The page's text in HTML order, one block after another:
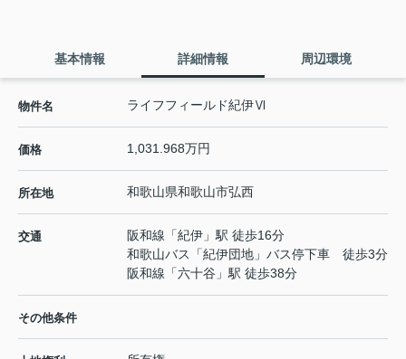
基本情報 詳細情報 周辺環境
物件名 ライフフィールド紀伊Ⅵ
価格 1,031.968万円
所在地 和歌山県和歌山市弘西
交通 阪和線 「紀伊 」駅 徒歩16分
和歌山バス「紀伊団地」バス停下車 徒歩3分
阪和線 「六十谷 」駅 徒歩38分
その他条件